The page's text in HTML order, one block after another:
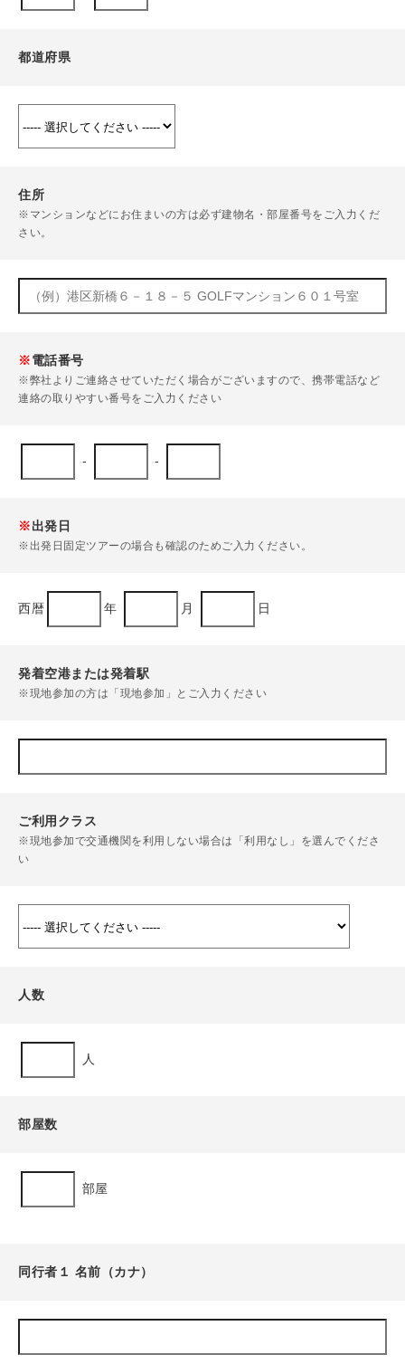
都道府県
住所
※マンションなどにお住まいの方は必ず建物名・部屋番号をご入力くだ
さい。
※電話番号
※弊社よりご連絡させていただく場合がございますので、携帯電話など
連絡の取りやすい番号をご入力ください
- -
※出発日
※出発日固定ツアーの場合も確認のためご入力ください。
西暦 年 月 日
発着空港または発着駅
※現地参加の方は「現地参加」とご入力ください
ご利用クラス
※現地参加で交通機関を利用しない場合は「利用なし」を選んでくださ
い
人数
人
部屋数
部屋
同行者１ 名前（カナ）